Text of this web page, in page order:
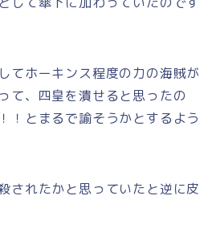
てホーキンス程度の力の海賊が
て、四皇を潰せると思ったの
！とまるで諭そうかとするよう
されたかと思っていたと逆に皮